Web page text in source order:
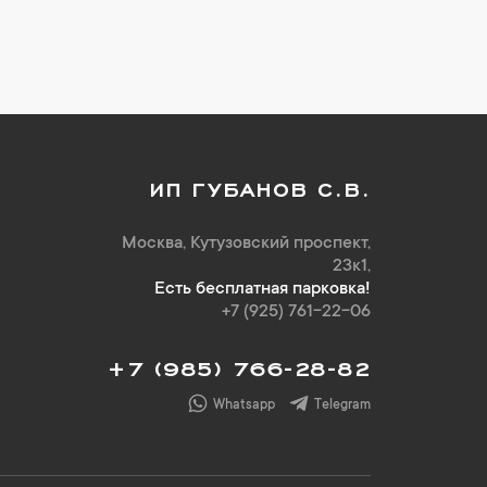
ИП ГУБАНОВ С.В.
Москва, Кутузовский проспект,
23к1,
Есть бесплатная парковка!
+7 (925) 761-22-06
+7 (985) 766-28-82
Whatsapp Telegram